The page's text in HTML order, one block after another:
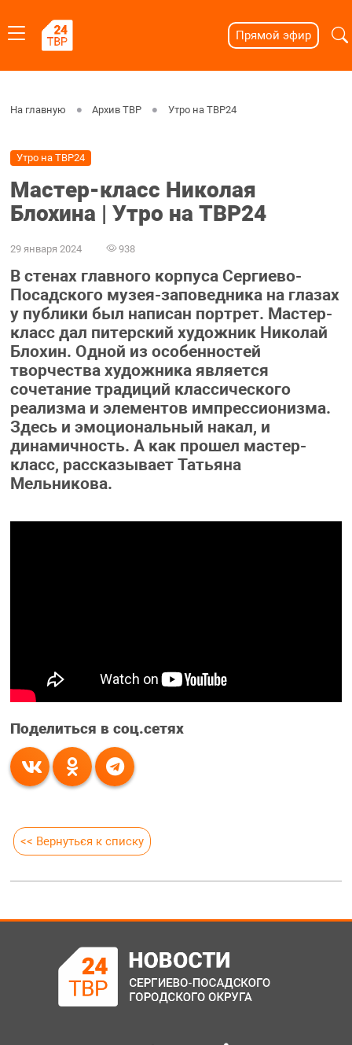
Прямой эфир
На главную Архив ТВР Утро на ТВР24
Утро на ТВР24
Мастер-класс Николая
Блохина | Утро на ТВР24
29 января 2024 938
В стенах главного корпуса Сергиево-
Посадского музея-заповедника на глазах
у публики был написан портрет. Мастер-
класс дал питерский художник Николай
Блохин. Одной из особенностей
творчества художника является
сочетание традиций классического
реализма и элементов импрессионизма.
Здесь и эмоциональный накал, и
динамичность. А как прошел мастер-
класс, рассказывает Татьяна
Мельникова.
Поделиться в соц.сетях
<< Вернуться к списку